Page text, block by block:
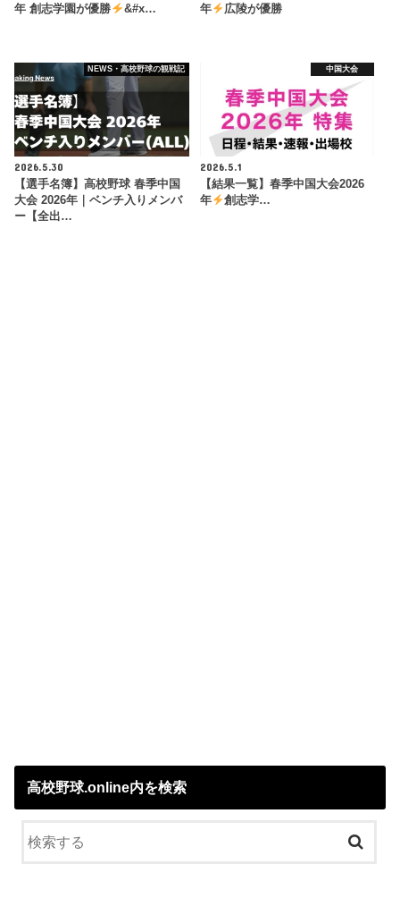
年 創志学園が優勝
&#x…
年
広陵が優勝
NEWS・高校野球の観戦記
2026.5.30
【選手名簿】高校野球 春季中国
大会 2026年｜ベンチ入りメンバ
ー【全出…
中国大会
2026.5.1
【結果一覧】春季中国大会2026
年
創志学…
高校野球.online内を検索